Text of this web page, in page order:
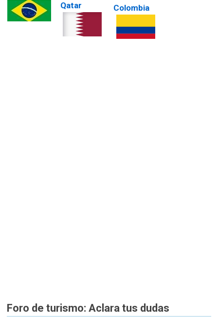
Qatar Colombia
Foro de turismo: Aclara tus dudas